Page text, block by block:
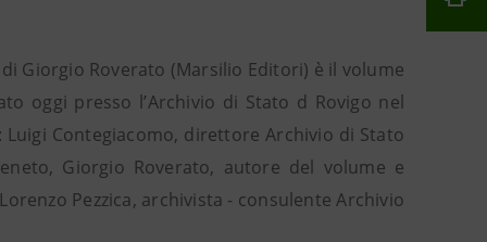
Giorgio Roverato (Marsilio Editori) è il volume
oggi presso l’Archivio di Stato d Rovigo nel
Contegiacomo, direttore Archivio di Stato
Giorgio Roverato, autore del volume e
Pezzica, archivista - consulente Archivio